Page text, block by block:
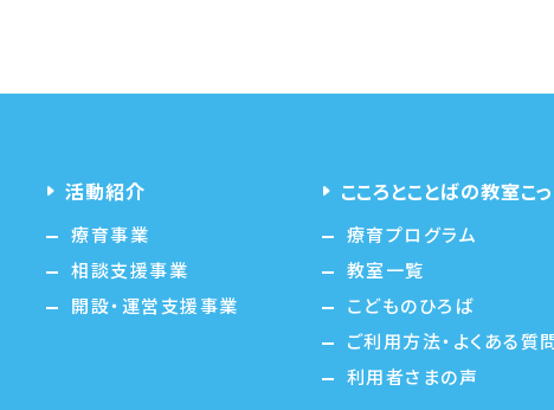
活動紹介
療育事業
相談支援事業
開設・運営支援事業
こころとことばの教室こ
療育プログラム
教室一覧
こどものひろば
ご利用方法・よくある質
利用者さまの声